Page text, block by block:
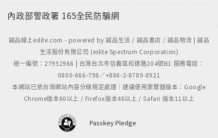
內政部警政署 165全民防騙網
誠品線上eslite.com - powered by 誠品生活 / 誠品書店 / 誠品物流 | 誠品
生活股份有限公司 (eslite Spectrum Corporation)
統一編號：27952966 | 台灣台北市信義區松德路204號B1 服務電話：
0800-666-798／+886-2-8789-8921
本網站已依台灣網站內容分級規定處理｜建議使用瀏覽器版本：Google
Chrome版本60以上 / Firefox版本48以上 / Safari 版本11以上
Passkey Pledge